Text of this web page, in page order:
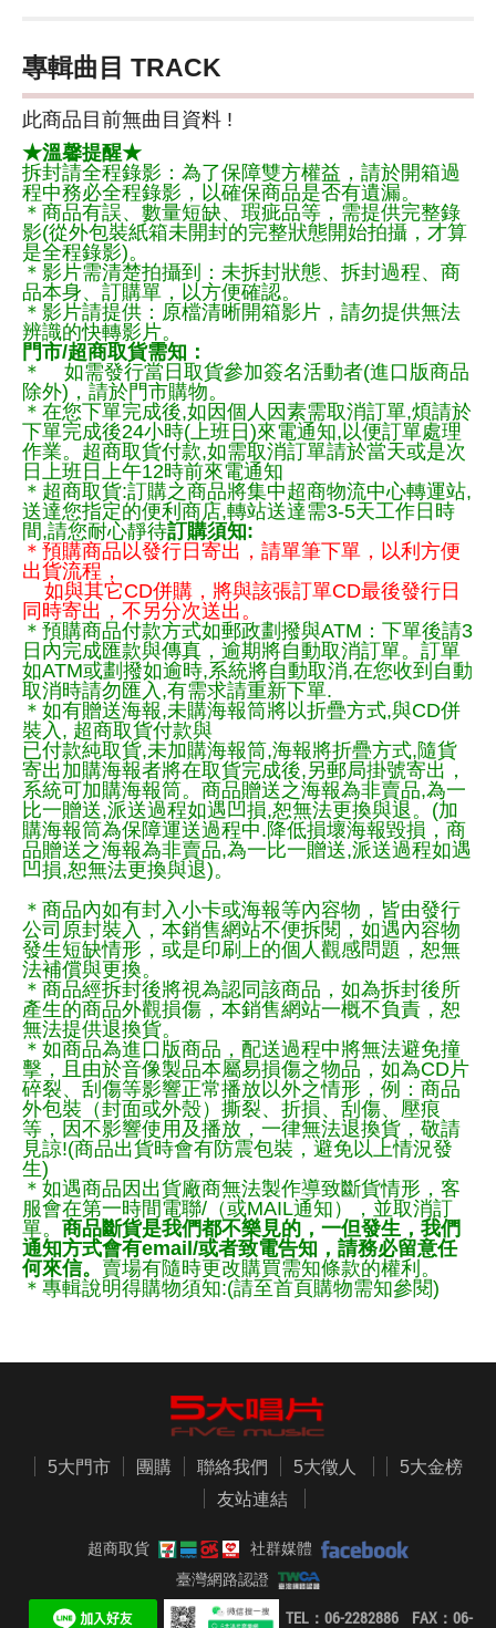
專輯曲目 TRACK
此商品目前無曲目資料 !
★溫馨提醒★
拆封請全程錄影：為了保障雙方權益，請於開箱過
程中務必全程錄影，以確保商品是否有遺漏。
＊商品有誤、數量短缺、瑕疵品等，需提供完整錄
影(從外包裝紙箱未開封的完整狀態開始拍攝，才算
是全程錄影)。
＊影片需清楚拍攝到：未拆封狀態、拆封過程、商
品本身、訂購單，以方便確認。
＊影片請提供：原檔清晰開箱影片，請勿提供無法
辨識的快轉影片。
門市/超商取貨需知：
＊ 如需發行當日取貨參加簽名活動者(進口版商品
除外)，請於門市購物。
＊在您下單完成後,如因個人因素需取消訂單,煩請於
下單完成後24小時(上班日)來電通知,以便訂單處理
作業。超商取貨付款,如需取消訂單請於當天或是次
日上班日上午12時前來電通知
＊超商取貨:訂購之商品將集中超商物流中心轉運站,
送達您指定的便利商店,轉站送達需3-5天工作日時
間,請您耐心靜待訂購須知:
＊預購商品以發行日寄出，請單筆下單，以利方便
出貨流程，
如與其它CD併購，將與該張訂單CD最後發行日
同時寄出，不另分次送出。
＊預購商品付款方式如郵政劃撥與ATM：下單後請3
日內完成匯款與傳真，逾期將自動取消訂單。訂單
如ATM或劃撥如逾時,系統將自動取消,在您收到自動
取消時請勿匯入,有需求請重新下單.
＊如有贈送海報,未購海報筒將以折疊方式,與CD併
裝入, 超商取貨付款與
已付款純取貨,未加購海報筒,海報將折疊方式,隨貨
寄出加購海報者將在取貨完成後,另郵局掛號寄出，
系統可加購海報筒。商品贈送之海報為非賣品,為一
比一贈送,派送過程如遇凹損,恕無法更換與退。(加
購海報筒為保障運送過程中.降低損壞海報毀損，商
品贈送之海報為非賣品,為一比一贈送,派送過程如遇
凹損,恕無法更換與退)。
＊商品內如有封入小卡或海報等內容物，皆由發行
公司原封裝入，本銷售網站不便拆閱，如遇內容物
發生短缺情形，或是印刷上的個人觀感問題，恕無
法補償與更換。
＊商品經拆封後將視為認同該商品，如為拆封後所
產生的商品外觀損傷，本銷售網站一概不負責，恕
無法提供退換貨。
＊如商品為進口版商品，配送過程中將無法避免撞
擊，且由於音像製品本屬易損傷之物品，如為CD片
碎裂、刮傷等影響正常播放以外之情形，例：商品
外包裝（封面或外殼）撕裂、折損、刮傷、壓痕
等，因不影響使用及播放，一律無法退換貨，敬請
見諒!(商品出貨時會有防震包裝，避免以上情況發
生)
＊如遇商品因出貨廠商無法製作導致斷貨情形，客
服會在第一時間電聯/（或MAIL通知），並取消訂
單。 商品斷貨是我們都不樂見的，一但發生，我們
通知方式會有email/或者致電告知，請務必留意任
何來信。 賣場有隨時更改購買需知條款的權利。
＊專輯說明得購物須知:(請至首頁購物需知參閱)
5大門市 團購 聯絡我們 5大徵人
5大金榜
友站連結
超商取貨
社群媒體
臺灣網路認證
TEL：06-2282886 FAX：06-